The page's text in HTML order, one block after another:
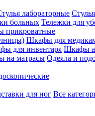
лабораторные
больных Тележки для
прикроватные
Шкафы для
для инвентаря Шкафы
на матрасы Одеяла и
для ног Все